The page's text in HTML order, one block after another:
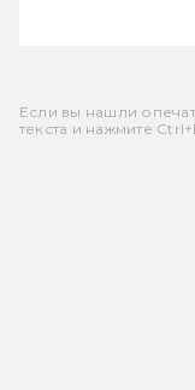
Если вы нашли
текста и нажмите